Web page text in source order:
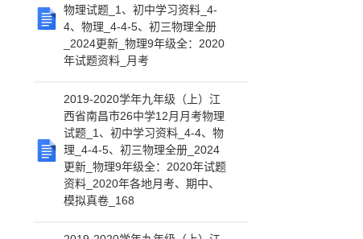
物理试题_1、初中学习资料_4-
4、物理_4-4-5、初三物理全册
_2024更新_物理9年级全：2020
年试题资料_月考
2019-2020学年九年级（上）江
西省南昌市26中学12月月考物理
试题_1、初中学习资料_4-4、物
理_4-4-5、初三物理全册_2024
更新_物理9年级全：2020年试题
资料_2020年各地月考、期中、
模拟真卷_168